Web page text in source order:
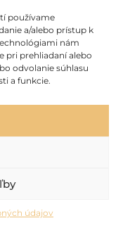
používame
a/alebo prístup k
nám
pri prehliadaní alebo
odvolanie súhlasu
a funkcie.
údajov
VRTUĽNÍKY
ROBINSON